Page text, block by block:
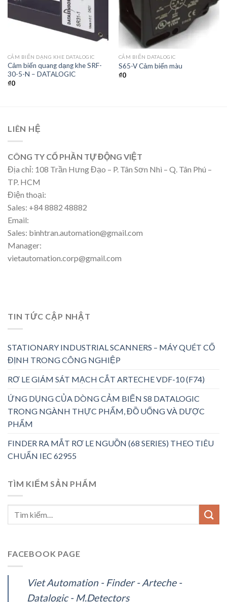
CẢM BIẾN DẠNG KHE DATALOGIC
Cảm biến quang dạng khe SRF-
30-5-N – DATALOGIC
₫0
CẢM BIẾN DATALOGIC
S65-V Cảm biến màu
₫0
LIÊN HỆ
CÔNG TY CỔ PHẦN TỰ ĐỘNG VIỆT
Địa chỉ: 108 Trần Hưng Đạo – P. Tân Sơn Nhì – Q. Tân Phú –
TP. HCM
Điện thoại:
Sales: +84 8882 48882
Email:
Sales: binhtran.automation@gmail.com
Manager:
vietautomation.corp@gmail.com
TIN TỨC CẬP NHẬT
STATIONARY INDUSTRIAL SCANNERS – MÁY QUÉT CỐ
ĐỊNH TRONG CÔNG NGHIỆP
RƠ LE GIÁM SÁT MẠCH CẮT ARTECHE VDF-10 (F74)
ỨNG DỤNG CỦA DÒNG CẢM BIẾN S8 DATALOGIC
TRONG NGÀNH THỰC PHẨM, ĐỒ UỐNG VÀ DƯỢC
PHẨM
FINDER RA MẮT RƠ LE NGUỒN (68 SERIES) THEO TIÊU
CHUẨN IEC 62955
TÌM KIẾM SẢN PHẨM
FACEBOOK PAGE
Viet Automation - Finder - Arteche -
Datalogic - M.Detectors